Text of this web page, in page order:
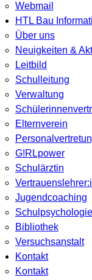
Webmail
HTL Bau
Über uns
Neuigkeiten &
Leitbild
Schulleitung
Verwaltung
Elternverein
G!RLpower
Schulärztin
Jugendcoaching
Schulpsychologie
Bibliothek
Versuchsanstalt
Kontakt
Kontakt